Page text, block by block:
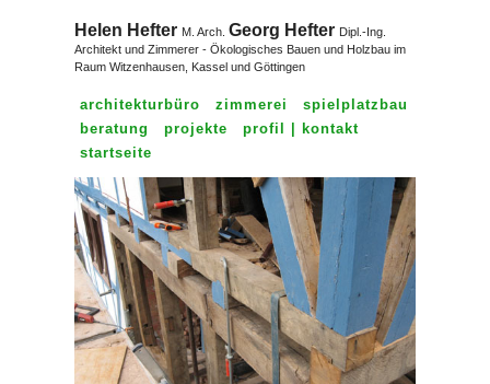
Helen Hefter M. Arch. Georg Hefter Dipl.-Ing.
Architekt und Zimmerer - Ökologisches Bauen und Holzbau im
Raum Witzenhausen, Kassel und Göttingen
architekturbüro zimmerei
spielplatzbau
beratung
projekte
profil | kontakt
startseite